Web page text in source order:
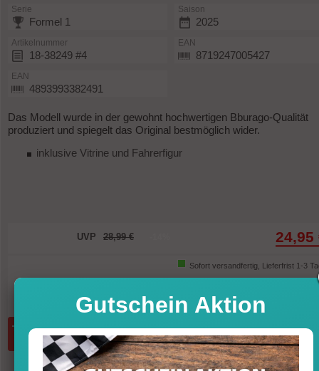
Serie
Formel 1
Saison
2025
Artikelnummer
18-38249 #4
EAN
8719247005427
EAN
4893993382491
Das Modell wurde in der gewohnt hochwertigen Bburago-Qualität
produziert und spiegelt das Original bestmöglich wider.
inklusive Vitrine und Fahrerfigur
UVP 28,99 € 24,95
Sofort versandfertig, Lieferfrist 1-3
inkl. MwSt. zzgl.
Menge: in den Warenkorb
Gutschein Aktion